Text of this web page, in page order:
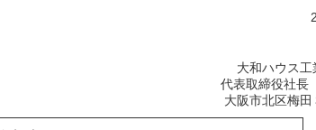
大和ハウス
代表取締役社
大阪市北区梅